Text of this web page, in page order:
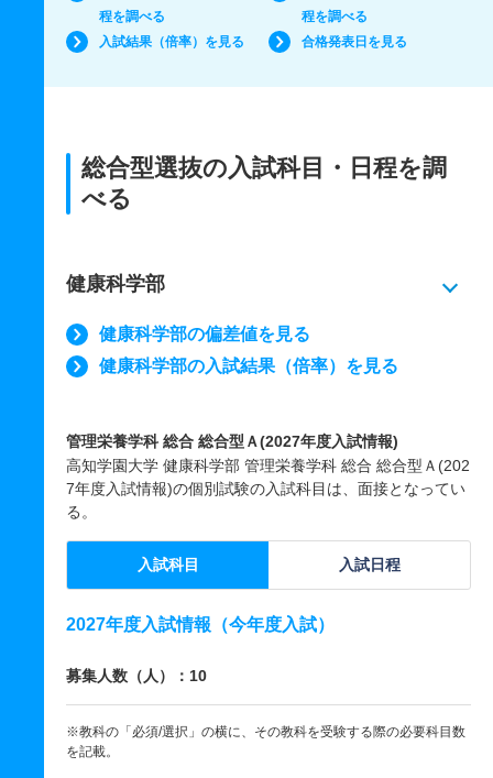
程を調べる
程を調べる
入試結果（倍率）を見る
合格発表日を見る
総合型選抜の入試科目・日程を調
べる
健康科学部
健康科学部の偏差値を見る
健康科学部の入試結果（倍率）を見る
管理栄養学科 総合 総合型Ａ(2027年度入試情報)
高知学園大学 健康科学部 管理栄養学科 総合 総合型Ａ(202
7年度入試情報)の個別試験の入試科目は、面接となってい
る。
入試科目 入試日程
2027年度入試情報（今年度入試）
募集人数（人）：10
※教科の「必須/選択」の横に、その教科を受験する際の必要科目数
を記載。